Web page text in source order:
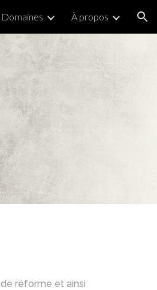
Domaines À propos
réforme et ainsi